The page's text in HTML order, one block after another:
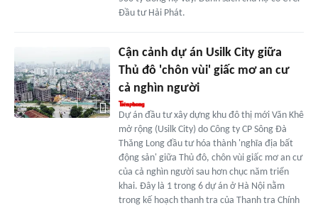
Đầu tư Hải Phát.
Cận cảnh dự án Usilk City giữa
Thủ đô 'chôn vùi' giấc mơ an cư
cả nghìn người
Dự án đầu tư xây dựng khu đô thị mới Văn Khê
mở rộng (Usilk City) do Công ty CP Sông Đà
Thăng Long đầu tư hóa thành 'nghĩa địa bất
động sản' giữa Thủ đô, chôn vùi giấc mơ an cư
của cả nghìn người sau hơn chục năm triển
khai. Đây là 1 trong 6 dự án ở Hà Nội nằm
trong kế hoạch thanh tra của Thanh tra Chính